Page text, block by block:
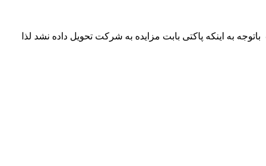
باتوجه به اینکه پاکتی بابت مزایده به شرکت تحویل داده نشد لذا